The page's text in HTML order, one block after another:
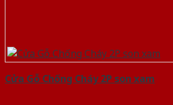
Cửa Gỗ Chống Cháy 2P son xam